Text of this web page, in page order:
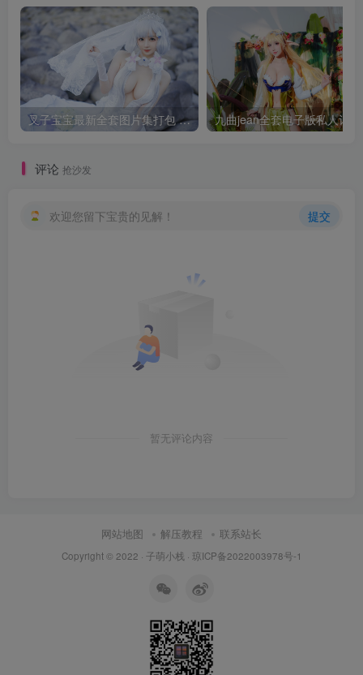
叉子宝宝最新全套图片集打包 吉他妹妹清纯可爱
评论 抢沙发
欢迎您留下宝贵的见解！ 提交
暂无评论内容
网站地图 解压教程 联系站长
Copyright © 2022 · 子萌小栈· 琼ICP备2022003978号-1